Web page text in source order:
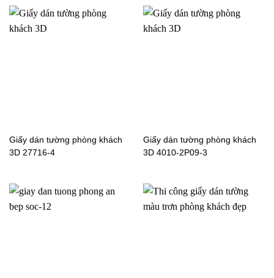
Giấy dán tường phòng khách
3D 27716-4
Giấy dán tường phòng khách
3D 4010-2P09-3